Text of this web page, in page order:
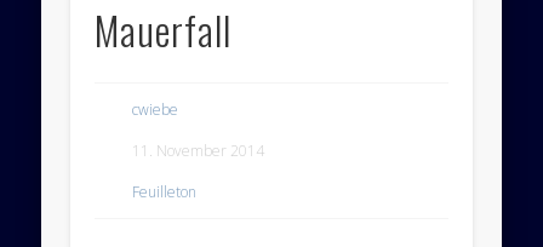
Mauerfall
cwiebe
11. November 2014
Feuilleton